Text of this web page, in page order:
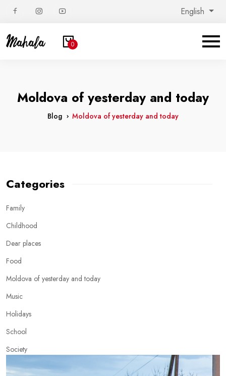
English
0
Moldova of yesterday and today
Blog Moldova of yesterday and today
Categories
Family
Childhood
Dear places
Food
Moldova of yesterday and today
Music
Holidays
School
Society